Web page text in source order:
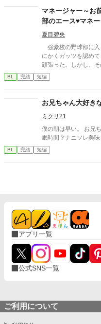
マネージャー～お
部のエース♥マネ
夏目碧央
強豪校の野球部に入
にかくガッツを認め
頑張った。しかし、
という監督からの言
る。 一方、才能溢れ
悠が文字通り血のに
BL 完結 短編
お兄ちゃん大好き
ミクリ21
僕の朝は早い。 お兄
眠時間？ナニソレ美味
BL 完結 短編
アプリ一覧
公式SNS一覧
ご利用について